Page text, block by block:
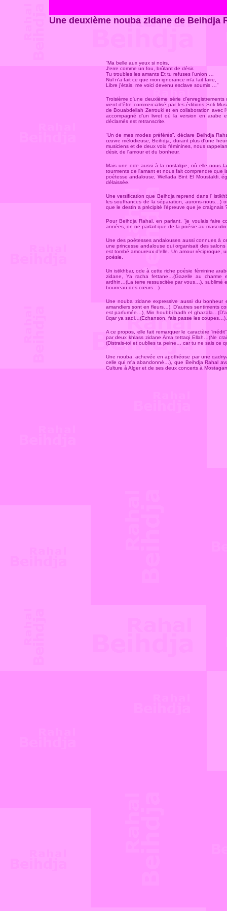
Une deuxième nouba zidane de Beihdja
“Ma belle aux yeux si noirs,
J'erre comme un fou, brûlant de désir.
Tu troubles les amants Et tu refuses l'union …
Nul n'a fait ce que mon ignorance m'a fait faire,
Libre j'étais, me voici devenu esclave soumis …”
Troisième d'une deuxième série
vient d'être commercialisé par les éditions Soli
de Bouabdellah Zerrouki et en collaboration avec
accompagné d'un livret où la version en arabe
déclamés est retranscrite.
“Un de mes modes préférés”, déclare Beihdja
œuvre mélodieuse, Beihdja, durant plus d'une
musiciens et de deux voix féminines, nous
désir, de l'amour et du bonheur.
Mais une ode aussi à la nostalgie, où elle nous
tourments de l'amant et nous fait comprendre que
poétesse andalouse, Wellada Bint El Moustakfi,
délaissée.
Une versification que Beihdja reprend dans l'
les souffrances de la séparation, aurons-nous…)
que le destin a précipité l'épreuve que je craignais
Pour Beihdja Rahal, en parlant, “je voulais faire
années, on ne parlait que de la poésie au
Une des poétesses andalouses aussi connues à
une princesse andalouse qui organisait des
est tombé amoureux d'elle. Un amour réciproque,
poésie.
Un istikhbar, ode à cette riche poésie féminine
zidane, Ya racha fettane…(Gazelle au charme
ardhin…(La terre ressuscitée par vous…), sublimé
bourreau des cœurs…).
Une nouba zidane expressive aussi du
amandiers sont en fleurs…). D'autres sentiments
est parfumée…), Min houbbi hadh el
ûqar ya saqi…(Echanson, fais passe les coupes…).
A ce propos, elle fait remarquer le caractère
par deux khlass zidane Ama tettaqi Ellah…(Ne
(Distrais-toi et oublies ta peine… car tu ne sais ce
Une nouba, achevée en apothéose par une
celle qui m'a abandonné…), que Beihdja Rahal
Culture à Alger et de ses deux concerts à